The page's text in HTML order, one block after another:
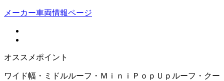
メーカー車両情報ページ
オススメポイント
ワイド幅・ミドルルーフ・ＭｉｎｉＰｏｐＵｐルーフ・クー